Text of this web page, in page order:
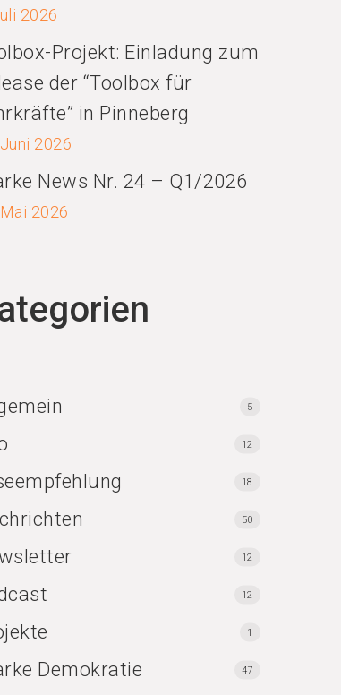
2026
Projekt: Einladung zum
der “Toolbox für
in Pinneberg
2026
News Nr. 24 – Q1/2026
2026
5
12
18
50
12
12
1
Demokratie 47